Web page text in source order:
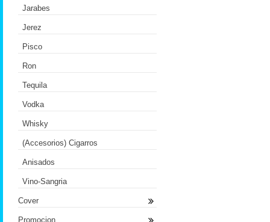
Jarabes
Jerez
Pisco
Ron
Tequila
Vodka
Whisky
(Accesorios) Cigarros
Anisados
Vino-Sangria
Cover
Promocion